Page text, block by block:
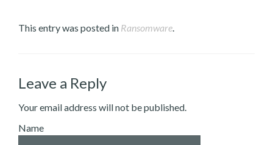
This entry was posted in Ransomware.
Leave a Reply
Your email address will not be published.
Name